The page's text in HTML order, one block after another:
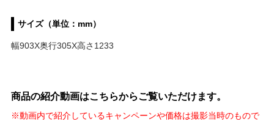
サイズ（単位：mm）
幅903X奥行305X高さ1233
商品の紹介動画はこちらからご覧いただけます。
※動画内で紹介しているキャンペーンや価格は撮影当時のもので